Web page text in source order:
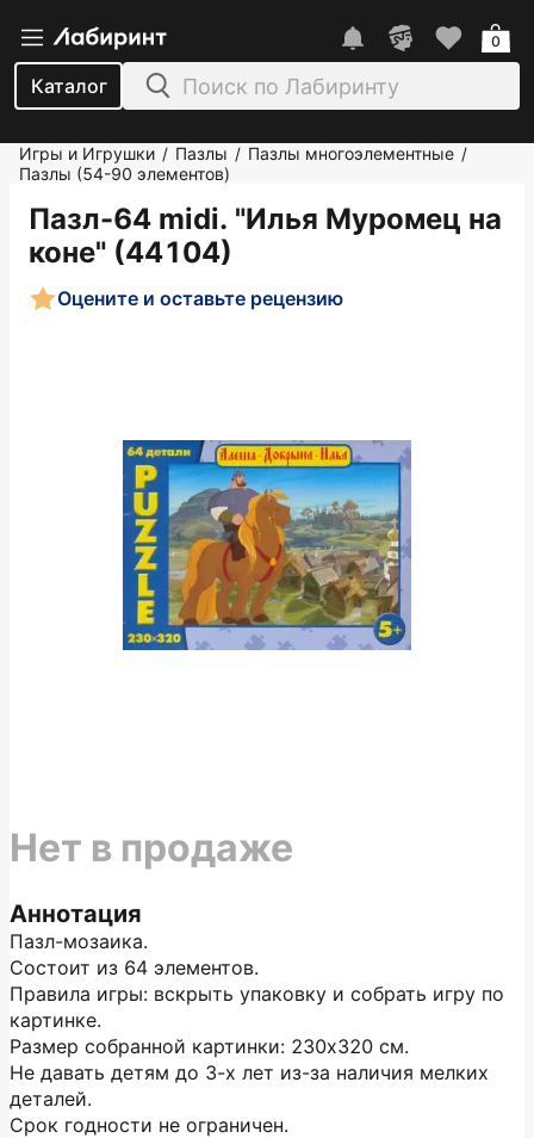
Каталог
0
Игры и Игрушки / Пазлы / Пазлы многоэлементные /
Пазлы (54-90 элементов)
Пазл-64 midi. "Илья Муромец на
коне" (44104)
Оцените и оставьте рецензию
Аннотация
Пазл-мозаика.
Состоит из 64 элементов.
Правила игры: вскрыть упаковку и собрать игру по
картинке.
Размер собранной картинки: 230х320 см.
Не давать детям до 3-х лет из-за наличия мелких
деталей.
Срок годности не ограничен.
Нет в продаже